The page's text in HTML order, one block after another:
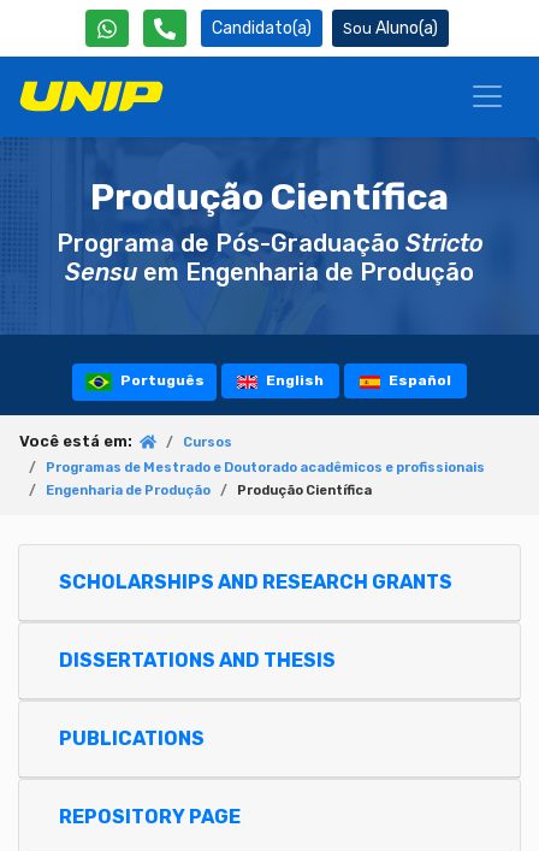
Candidato(a) Aluno(a)
Produção Científica
Programa de Pós-Graduação Stricto
Sensu em Engenharia de Produção
Português English Español
Você está em:
Cursos
Programas de Mestrado e Doutorado acadêmicos e profissionais
Engenharia de Produção
Produção Científica
SCHOLARSHIPS AND RESEARCH GRANTS
DISSERTATIONS AND THESIS
PUBLICATIONS
REPOSITORY PAGE